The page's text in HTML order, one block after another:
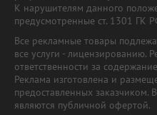
К нарушителям данного
предусмотренные ст. 1301 ГК
Все рекламные товары
все услуги - лицензированию.
ответственности за
Реклама изготовлена и
предоставленных
являются публичной офертой.